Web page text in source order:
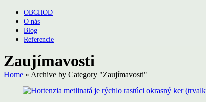
OBCHOD
O nás
Blog
Referencie
Zaujímavosti
Home » Archive by Category "Zaujímavosti"